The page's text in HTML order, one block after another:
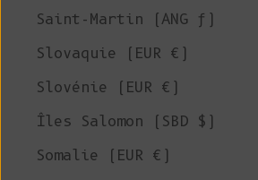
Saint-Martin (ANG ƒ)
Slovaquie (EUR €)
Slovénie (EUR €)
Îles Salomon (SBD $)
Somalie (EUR €)